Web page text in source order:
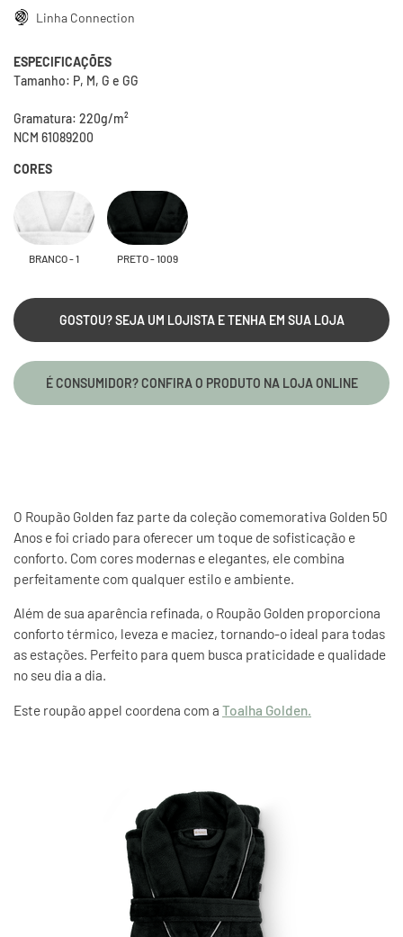
Linha Connection
ESPECIFICAÇÕES
Tamanho: P, M, G e GG
Gramatura: 220g/m²
NCM 61089200
CORES
BRANCO - 1 PRETO - 1009
GOSTOU? SEJA UM LOJISTA E TENHA EM SUA LOJA
É CONSUMIDOR? CONFIRA O PRODUTO NA LOJA ONLINE
O Roupão Golden faz parte da coleção comemorativa Golden 50
Anos e foi criado para oferecer um toque de sofisticação e
conforto. Com cores modernas e elegantes, ele combina
perfeitamente com qualquer estilo e ambiente.
Além de sua aparência refinada, o Roupão Golden proporciona
conforto térmico, leveza e maciez, tornando-o ideal para todas
as estações. Perfeito para quem busca praticidade e qualidade
no seu dia a dia.
Este roupão appel coordena com a Toalha Golden.